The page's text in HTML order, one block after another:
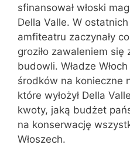
sfinansował włoski
Della Valle. W
amfiteatru zaczynały
groziło zawaleniem się
budowli. Władze
środków na konieczne
które wyłożył Della
kwoty, jaką budżet
na konserwację
Włoszech.